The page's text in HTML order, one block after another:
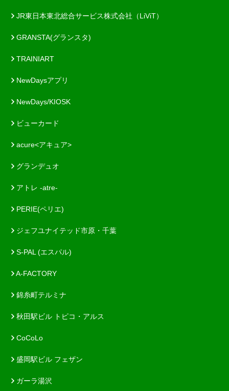
JR東日本東北総合サービス株式会社（LiViT）
GRANSTA(グランスタ)
TRAINIART
NewDaysアプリ
NewDays/KIOSK
ビューカード
acure<アキュア>
グランデュオ
アトレ -atre-
PERIE(ペリエ)
ジェフユナイテッド市原・千葉
S-PAL (エスパル)
A-FACTORY
錦糸町テルミナ
秋田駅ビル トピコ・アルス
CoCoLo
盛岡駅ビル フェザン
ガーラ湯沢